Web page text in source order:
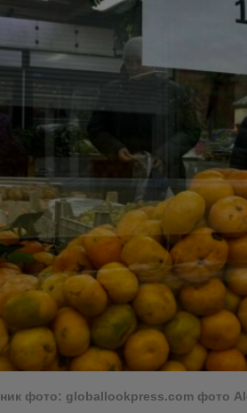
фото: globallookpress.com фото